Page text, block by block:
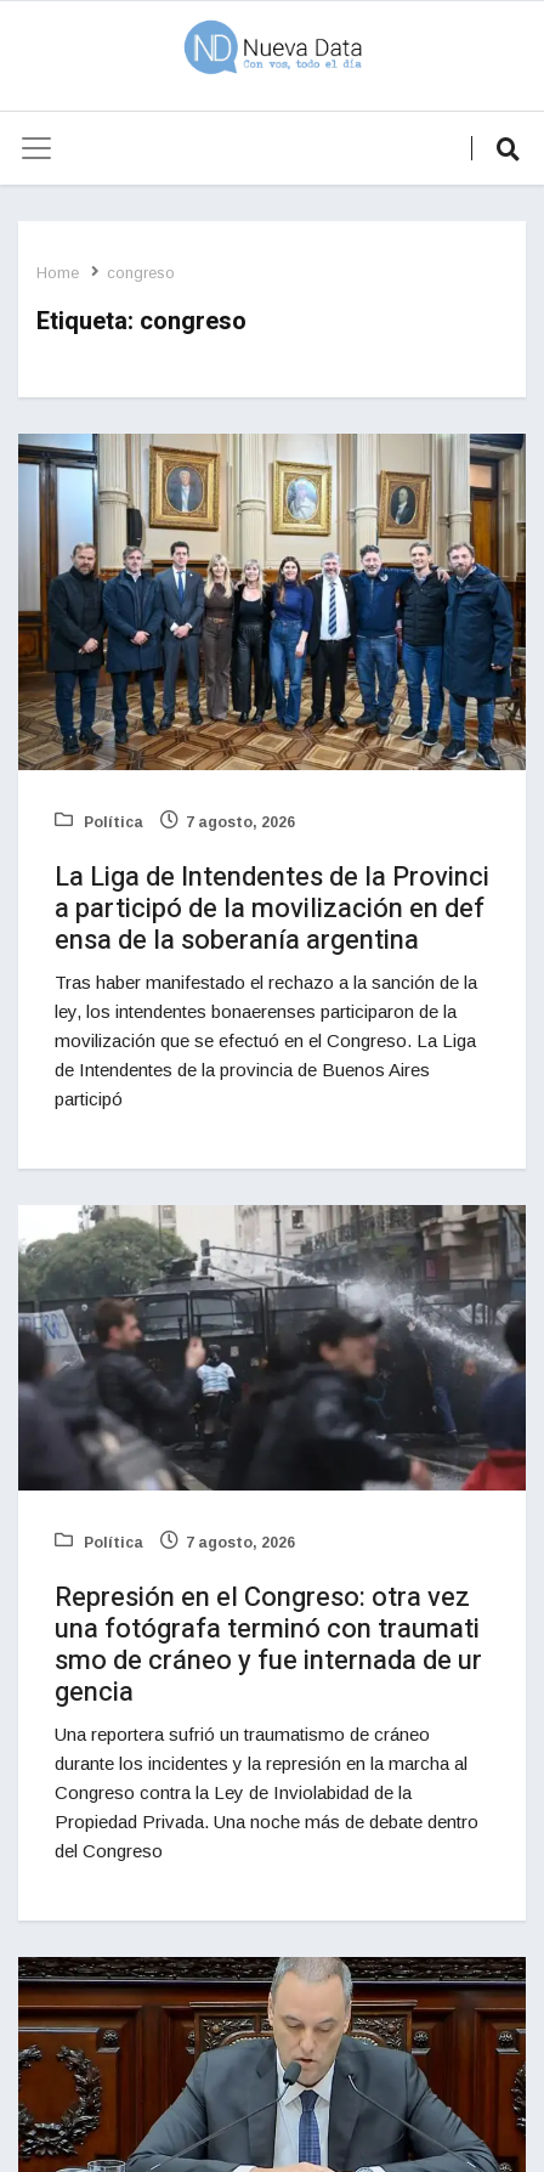
Home congreso
Etiqueta: congreso
Política 7 agosto, 2026
La Liga de Intendentes de la Provinci
a participó de la movilización en def
ensa de la soberanía argentina
Tras haber manifestado el rechazo a la sanción de la
ley, los intendentes bonaerenses participaron de la
movilización que se efectuó en el Congreso. La Liga
de Intendentes de la provincia de Buenos Aires
participó
Política 7 agosto, 2026
Represión en el Congreso: otra vez
una fotógrafa terminó con traumati
smo de cráneo y fue internada de ur
gencia
Una reportera sufrió un traumatismo de cráneo
durante los incidentes y la represión en la marcha al
Congreso contra la Ley de Inviolabidad de la
Propiedad Privada. Una noche más de debate dentro
del Congreso